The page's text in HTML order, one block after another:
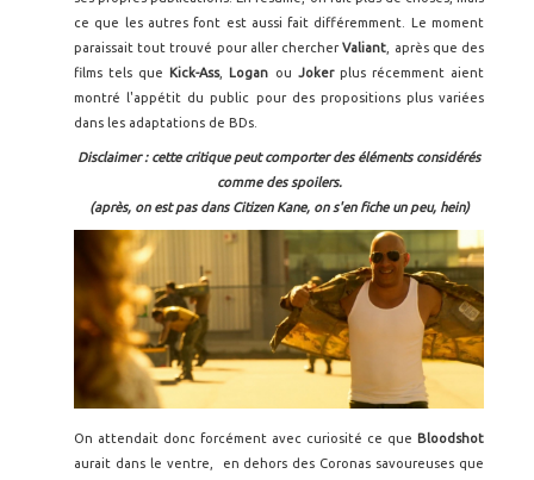
ce que les autres font est aussi fait différemment. Le moment
paraissait tout trouvé pour aller chercherValiant , après que des
films tels que Kick-Ass, Logan ou Joker plus récemment aient
montré l'appétit du public pour des propositions plus variées
dans les adaptations de BDs.
Disclaimer : cette critique peut comporter des éléments considérés
comme des spoilers.
(après, on est pas dans Citizen Kane, on s'en fiche un peu, hein)
On attendait donc forcément avec curiosité ce que Bloodshot
aurait dans le ventre, en dehors des Coronas savoureuses que